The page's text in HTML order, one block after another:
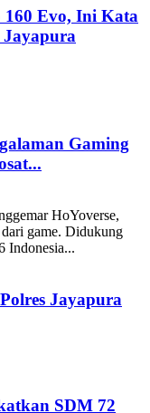
160 Evo, Ini Kata
Gaming
HoYoverse,
game. Didukung
Indonesia...
Jayapura
SDM 72